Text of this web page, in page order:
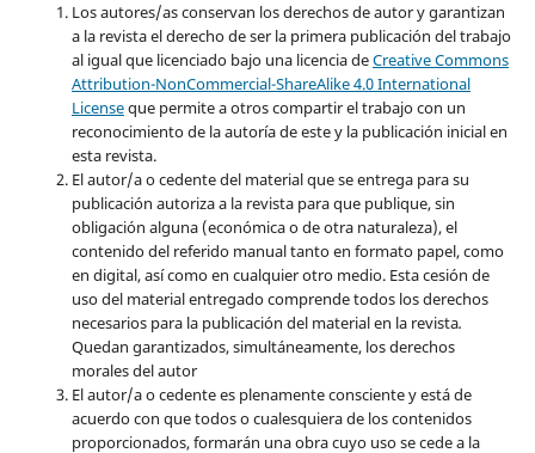
Los autores/as conservan los derechos de autor y garantizan
a la revista el derecho de ser la primera publicación del trabajo
al igual que licenciado bajo una licencia deCreative Commons
Attribution-NonCommercial-ShareAlike 4.0 International
Licenseque permite a otros compartir el trabajo con un
reconocimiento de la autoría de este y la publicación inicial en
esta revista.
El autor/a o cedente del material que se entrega para su
publicación autoriza a la revista para que publique, sin
obligación alguna (económica o de otra naturaleza), el
contenido del referido manual tanto en formato papel, como
en digital, así como en cualquier otro medio. Esta cesión de
uso del material entregado comprende todos los derechos
necesarios para la publicación del material en la revista.
Quedan garantizados, simultáneamente, los derechos
morales del autor
El autor/a o cedente es plenamente consciente y está de
acuerdo con que todos o cualesquiera de los contenidos
proporcionados, formarán una obra cuyo uso se cede a la